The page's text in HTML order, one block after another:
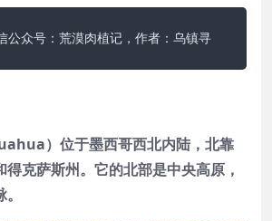
公众号：荒漠肉植记，作者：乌镇寻
）位于墨西哥西北内陆，北靠
得克萨斯州。它的北部是中央高原，